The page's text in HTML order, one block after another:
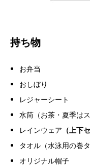
持ち物
お弁当
おしぼり
レジャーシート
水筒（お茶・夏季は
レインウェア （上下
タオル（水泳用の巻
オリジナル帽子